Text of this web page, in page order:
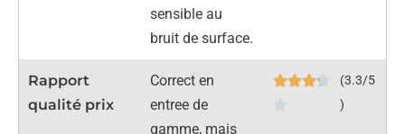
sensible au
bruit de surface.
Rapport
qualité prix
Correct en
entree de
gamme, mais
(3.3/5
)